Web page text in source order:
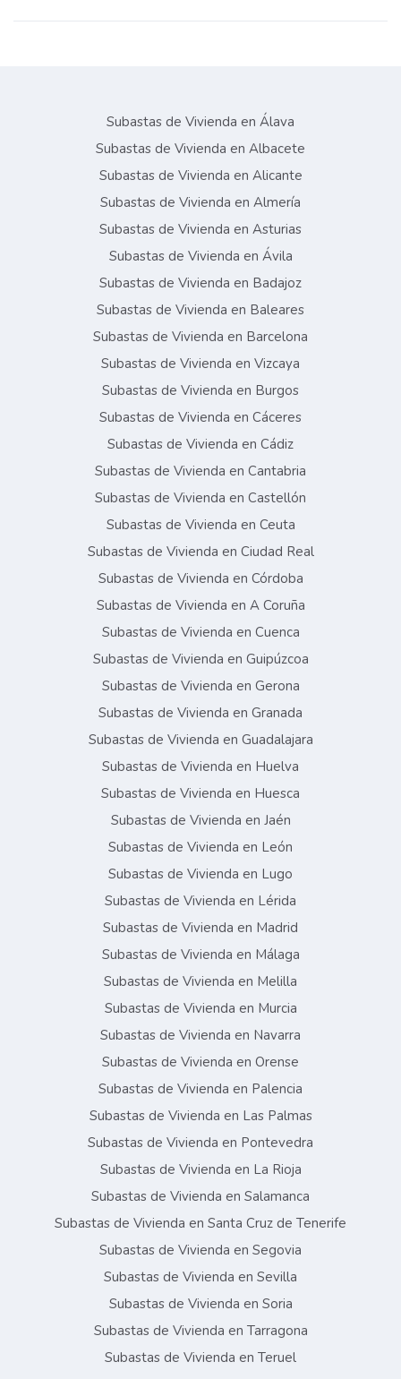
Subastas de Vivienda en Álava
Subastas de Vivienda en Albacete
Subastas de Vivienda en Alicante
Subastas de Vivienda en Almería
Subastas de Vivienda en Asturias
Subastas de Vivienda en Ávila
Subastas de Vivienda en Badajoz
Subastas de Vivienda en Baleares
Subastas de Vivienda en Barcelona
Subastas de Vivienda en Vizcaya
Subastas de Vivienda en Burgos
Subastas de Vivienda en Cáceres
Subastas de Vivienda en Cádiz
Subastas de Vivienda en Cantabria
Subastas de Vivienda en Castellón
Subastas de Vivienda en Ceuta
Subastas de Vivienda en Ciudad Real
Subastas de Vivienda en Córdoba
Subastas de Vivienda en A Coruña
Subastas de Vivienda en Cuenca
Subastas de Vivienda en Guipúzcoa
Subastas de Vivienda en Gerona
Subastas de Vivienda en Granada
Subastas de Vivienda en Guadalajara
Subastas de Vivienda en Huelva
Subastas de Vivienda en Huesca
Subastas de Vivienda en Jaén
Subastas de Vivienda en León
Subastas de Vivienda en Lugo
Subastas de Vivienda en Lérida
Subastas de Vivienda en Madrid
Subastas de Vivienda en Málaga
Subastas de Vivienda en Melilla
Subastas de Vivienda en Murcia
Subastas de Vivienda en Navarra
Subastas de Vivienda en Orense
Subastas de Vivienda en Palencia
Subastas de Vivienda en Las Palmas
Subastas de Vivienda en Pontevedra
Subastas de Vivienda en La Rioja
Subastas de Vivienda en Salamanca
Subastas de Vivienda en Santa Cruz de Tenerife
Subastas de Vivienda en Segovia
Subastas de Vivienda en Sevilla
Subastas de Vivienda en Soria
Subastas de Vivienda en Tarragona
Subastas de Vivienda en Teruel